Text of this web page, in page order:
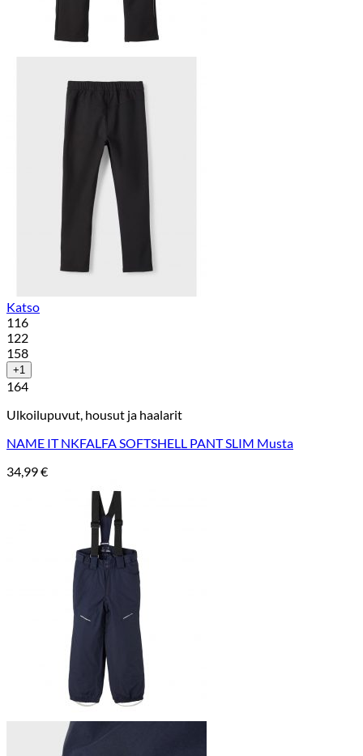
Katso
116
122
158
+1
164
Ulkoilupuvut, housut ja haalarit
NAME IT NKFALFA SOFTSHELL PANT SLIM Musta
34,99€